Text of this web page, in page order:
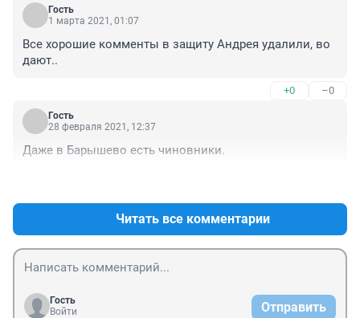
Гость
1 марта 2021, 01:07
Все хорошие комменты в защиту Андрея удалили, во
дают..
+0 –0
Гость
28 февраля 2021, 12:37
Даже в Барышево есть чиновники.
Читать все комментарии
Гость
Войти
Отправить